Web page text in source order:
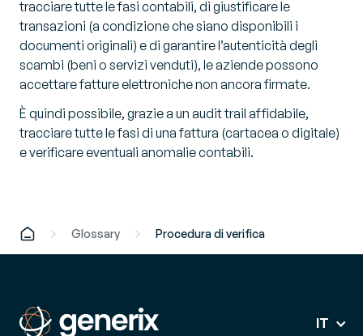
tracciare tutte le fasi contabili, di giustificare le
transazioni (a condizione che siano disponibili i
documenti originali) e di garantire l’autenticità degli
scambi (beni o servizi venduti), le aziende possono
accettare fatture elettroniche non ancora firmate.
È quindi possibile, grazie a un audit trail affidabile,
tracciare tutte le fasi di una fattura (cartacea o digitale)
e verificare eventuali anomalie contabili.
Glossary Procedura di verifica
IT